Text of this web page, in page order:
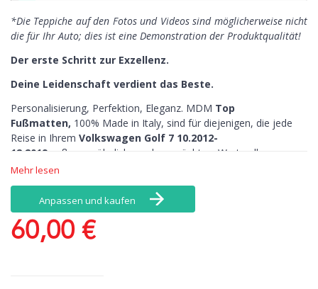
*Die Teppiche auf den Fotos und Videos sind möglicherweise nicht
die für Ihr Auto; dies ist eine Demonstration der Produktqualität!
Der erste Schritt zur Exzellenz.
Deine Leidenschaft verdient das Beste.
Personalisierung, Perfektion, Eleganz. MDM Top
Fußmatten, 100% Made in Italy, sind für diejenigen, die jede
Reise in Ihrem Volkswagen Golf 7 10.2012-
12.2019
außergewöhnlich machen möchten. Wertwolle
Materialien und viele Individualisierungsmöglichkeiten.
Unsere Fußmatten Volkswagen Golf 7 10.2012-
12.2019 zeichnen sich aus:
Personalisierung >
Individualisierungsmöglichkeiten. Farbe, Materialien und
Mehr lesen
Anpassen und kaufen
60,00 €